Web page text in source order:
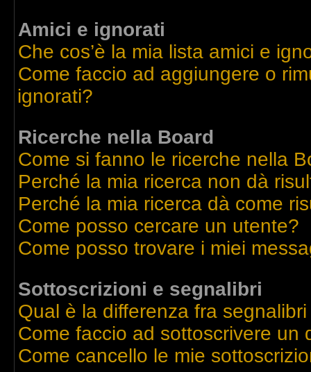
Amici e ignorati
Che cos’è la mia lista amici e
Come faccio ad aggiungere o
ignorati?
Ricerche nella Board
Come si fanno le ricerche nella
Perché la mia ricerca non dà
Perché la mia ricerca dà come
Come posso cercare un utente?
Come posso trovare i miei
Sottoscrizioni e segnalibri
Qual è la differenza fra
Come faccio ad sottoscrivere un
Come cancello le mie